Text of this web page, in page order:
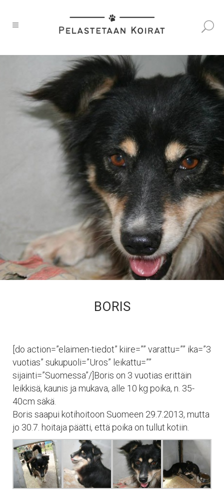
BORIS
[do action=”elaimen-tiedot” kiire=”” varattu=”” ika=”3
vuotias” sukupuoli=”Uros” leikattu=””
sijainti=”Suomessa”/]Boris on 3 vuotias erittäin
leikkisä, kaunis ja mukava, alle 10 kg poika, n. 35-
40cm säkä.
Boris saapui kotihoitoon Suomeen 29.7.2013, mutta
jo 30.7. hoitaja päätti, että poika on tullut kotiin.